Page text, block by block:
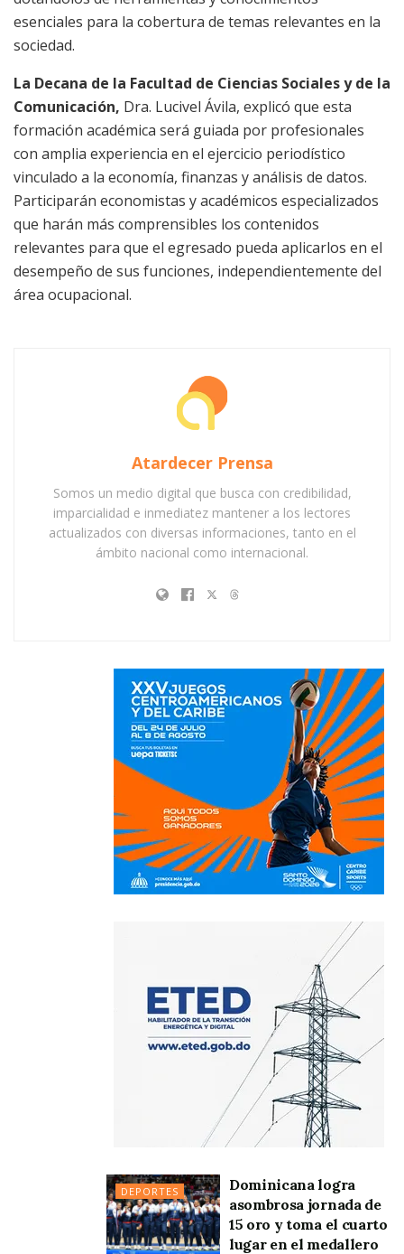
esenciales para la cobertura de temas relevantes en la
sociedad.
La Decana de la Facultad de Ciencias Sociales y de la
Comunicación, Dra. Lucivel Ávila, explicó que esta
formación académica será guiada por profesionales
con amplia experiencia en el ejercicio periodístico
vinculado a la economía, finanzas y análisis de datos.
Participarán economistas y académicos especializados
que harán más comprensibles los contenidos
relevantes para que el egresado pueda aplicarlos en el
desempeño de sus funciones, independientemente del
área ocupacional.
Atardecer Prensa
Somos un medio digital que busca con credibilidad,
imparcialidad e inmediatez mantener a los lectores
actualizados con diversas informaciones, tanto en el
ámbito nacional como internacional.
DEPORTES
Dominicana logra
asombrosa jornada de
15 oro y toma el cuarto
lugar en el medallero